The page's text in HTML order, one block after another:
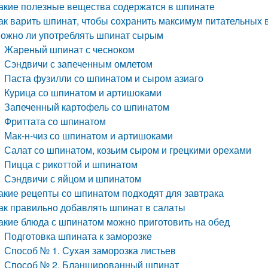
полезные вещества содержатся в шпинате
варить шпинат, чтобы сохранить максимум питательных
ли употреблять шпинат сырым
Жареный шпинат с чесноком
Сэндвичи с запеченным омлетом
Паста фузилли со шпинатом и сыром азиаго
Курица со шпинатом и артишоками
Запеченный картофель со шпинатом
Фриттата со шпинатом
Мак-н-чиз со шпинатом и артишоками
Салат со шпинатом, козьим сыром и грецкими орехами
Пицца с рикоттой и шпинатом
Сэндвичи с яйцом и шпинатом
рецепты со шпинатом подходят для завтрака
правильно добавлять шпинат в салаты
блюда с шпинатом можно приготовить на обед
Подготовка шпината к заморозке
Способ № 1. Сухая заморозка листьев
Способ № 2. Бланшированный шпинат